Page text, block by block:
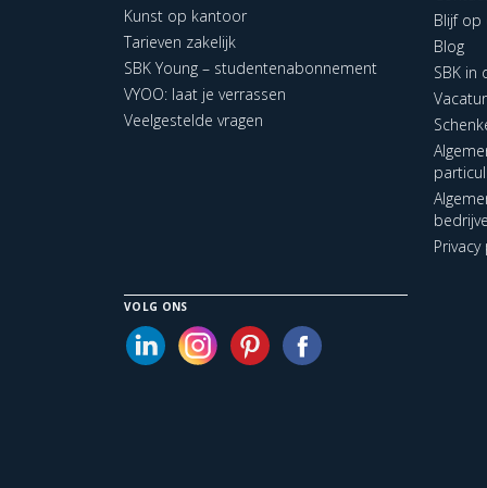
Kunst op kantoor
Tarieven zakelijk
SBK Young – studentenabonnement
VYOO: laat je verrassen
Veelgestelde vragen
Blijf op
Blog
SBK in
VOLG ONS